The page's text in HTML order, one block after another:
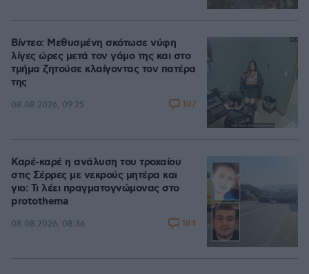
Βίντεο: Μεθυσμένη σκότωσε νύφη
λίγες ώρες μετά τον γάμο της και στο
τμήμα ζητούσε κλαίγοντας τον πατέρα
της
08.08.2026, 09:25 107
Καρέ-καρέ η ανάλυση του τροχαίου
στις Σέρρες με νεκρούς μητέρα και
γιο: Τι λέει πραγματογνώμονας στο
protothema
08.08.2026, 08:36 184